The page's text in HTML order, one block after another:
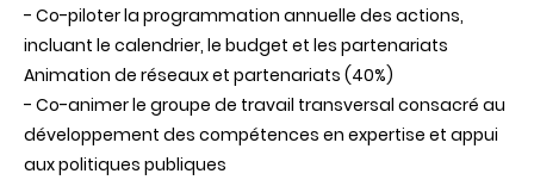
- Co-piloter la programmation annuelle des actions,
incluant le calendrier, le budget et les partenariats
Animation de réseaux et partenariats (40%)
- Co-animer le groupe de travail transversal consacré au
développement des compétences en expertise et appui
aux politiques publiques